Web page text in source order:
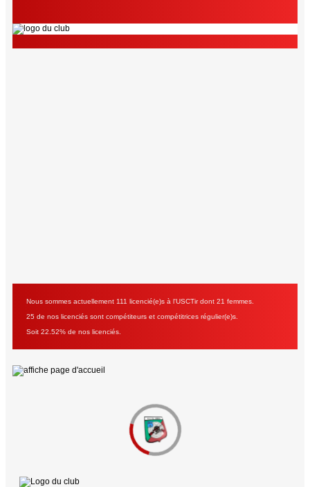
Nous sommes actuellement 111 licencié(e)s à l'USCTir dont 21 femmes.
25 de nos licenciés sont compétiteurs et compétitrices régulier(e)s.
Soit 22.52% de nos licenciés.